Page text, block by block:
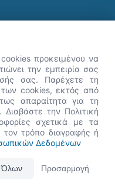
εκδόσεις, Google Chrome, Mozilla Firefox,
Είμαι η Νόησις.
να σε βοηθήσω
cookies προκειμένου να
την εμπειρία σας
σας. Παρέχετε τη
cookies, εκτός από
απαραίτητα για τη
Διαβάστε την Πολιτική
σχετικά με τα
τον τρόπο διαγραφής ή
Δεδομένων
Όλων Προσαρμογή